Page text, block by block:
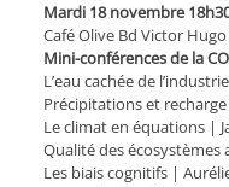
Mardi 18 novembre
Café Olive Bd Victor
Mini-conférences de la
L’eau cachée de
Précipitations et
Le climat en équations |
Qualité des
Les biais cognitifs |